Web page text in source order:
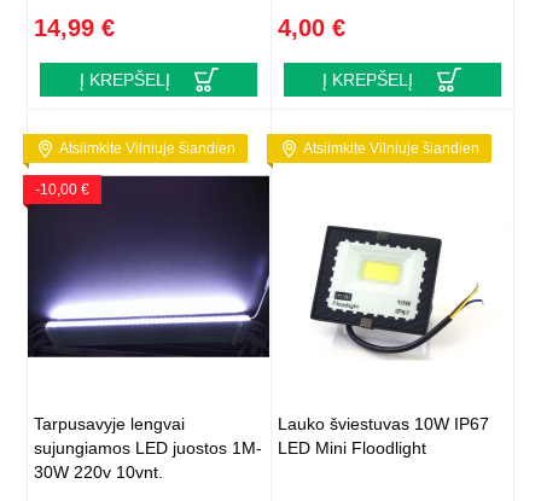
14,99 €
Į KREPŠELĮ
4,00 €
Į KREPŠELĮ
Atsiimkite Vilniuje šiandien
-10,00 €
Tarpusavyje lengvai
sujungiamos LED juostos 1M-
30W 220v 10vnt.
Atsiimkite Vilniuje šiandien
Lauko šviestuvas 10W IP67
LED Mini Floodlight